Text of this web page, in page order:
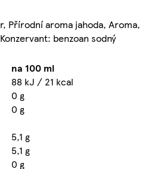
Přírodní aroma jahoda, Aroma,
benzoan sodný
na 100 ml
88 kJ / 21 kcal
0 g
0 g
5,1 g
5,1 g
0 g